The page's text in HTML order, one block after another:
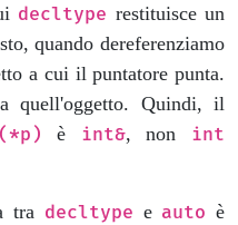
decltype restituisce un
quando dereferenziamo
a cui il puntatore punta.
quell'oggetto. Quindi, il
è int&, non int
tra decltype e auto è